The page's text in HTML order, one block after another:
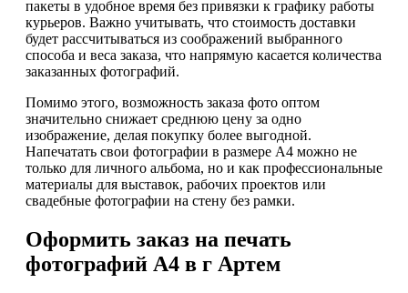
пакеты в удобное время без привязки к графику работы
курьеров. Важно учитывать, что стоимость доставки
будет рассчитываться из соображений выбранного
способа и веса заказа, что напрямую касается количества
заказанных фотографий.
Помимо этого, возможность заказа фото оптом
значительно снижает среднюю цену за одно
изображение, делая покупку более выгодной.
Напечатать свои фотографии в размере А4 можно не
только для личного альбома, но и как профессиональные
материалы для выставок, рабочих проектов или
свадебные фотографии на стену без рамки.
Оформить заказ на печать
фотографий А4 в г Артем